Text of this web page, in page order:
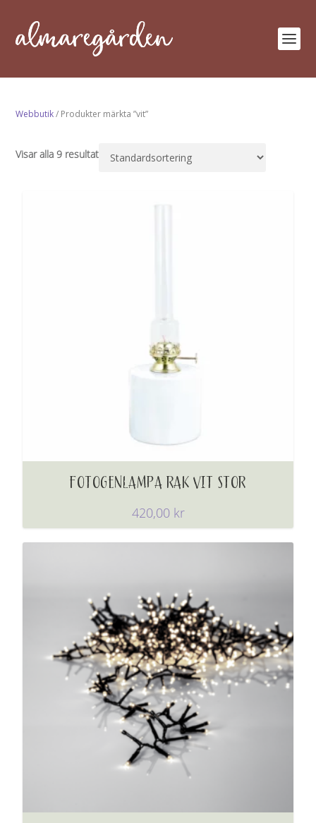
Webbutik/ Produkter märkta ”vit”
Visar alla 9 resultat
FOTOGENLAMPA RAK VIT STOR
420,00 kr